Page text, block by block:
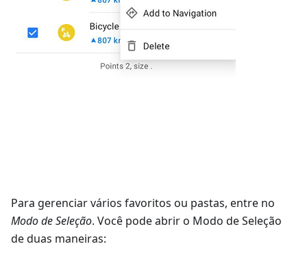
Para gerenciar vários favoritos ou pastas, entre no
Modo de Seleção. Você pode abrir o Modo de Seleção
de duas maneiras: